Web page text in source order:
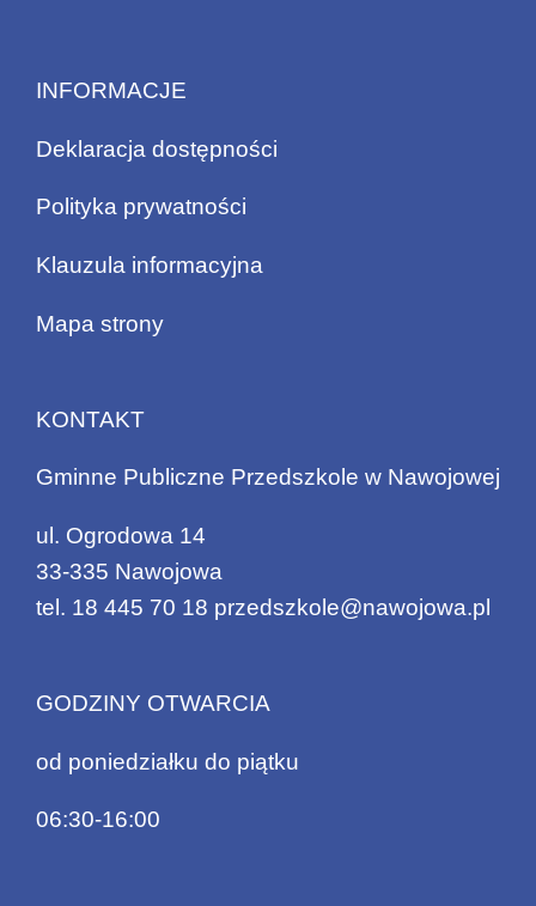
INFORMACJE
Deklaracja dostępności
Polityka prywatności
Klauzula informacyjna
Mapa strony
KONTAKT
Gminne Publiczne Przedszkole w Nawojowej
ul. Ogrodowa 14
33-335 Nawojowa
tel. 18 445 70 18 przedszkole@nawojowa.pl
GODZINY OTWARCIA
od poniedziałku do piątku
06:30-16:00